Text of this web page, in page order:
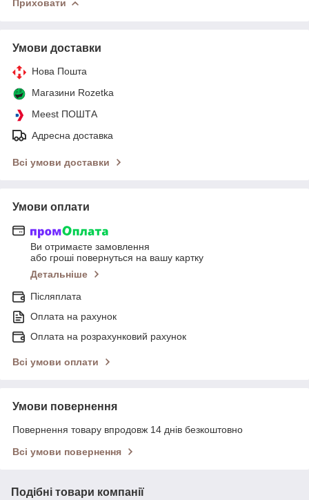
Приховати
Умови доставки
Нова Пошта
Магазини Rozetka
Meest ПОШТА
Адресна доставка
Всі умови доставки
Умови оплати
Ви отримаєте замовлення
або гроші повернуться на вашу картку
Детальніше
Післяплата
Оплата на рахунок
Оплата на розрахунковий рахунок
Всі умови оплати
Умови повернення
Повернення товару впродовж 14 днів безкоштовно
Всі умови повернення
Подібні товари компанії